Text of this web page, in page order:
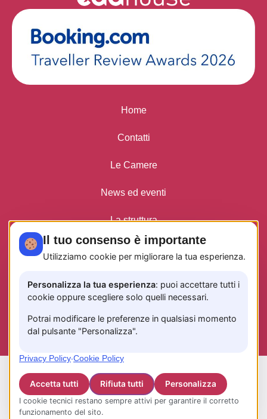
Home
Contatti
Le Camere
News ed eventi
La struttura
Privacy Policy
INFO TASSA DI SOGGIORNO
CIN: IT065116B4GFEQF6QJ
cose…nuove!
Il tuo consenso è importante
Utilizziamo cookie per migliorare la tua esperienza.
Personalizza la tua esperienza: puoi accettare tutti i
cookie oppure scegliere solo quelli necessari.
Potrai modificare le preferenze in qualsiasi momento
dal pulsante "Personalizza".
Privacy Policy·Cookie Policy
Accetta tutti Rifiuta tutti Personalizza
I cookie tecnici restano sempre attivi per garantire il corretto
funzionamento del sito.